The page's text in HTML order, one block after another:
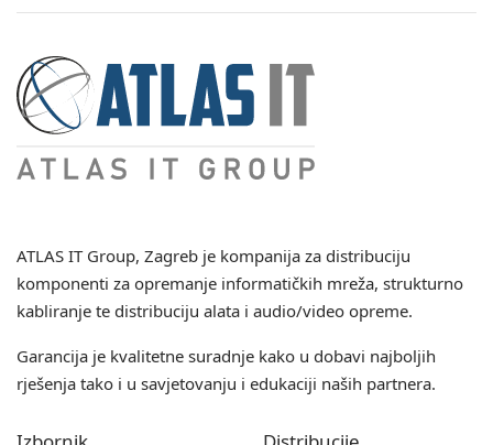
ATLAS IT Group, Zagreb je kompanija za distribuciju
komponenti za opremanje informatičkih mreža, strukturno
kabliranje te distribuciju alata i audio/video opreme.
Garancija je kvalitetne suradnje kako u dobavi najboljih
rješenja tako i u savjetovanju i edukaciji naših partnera.